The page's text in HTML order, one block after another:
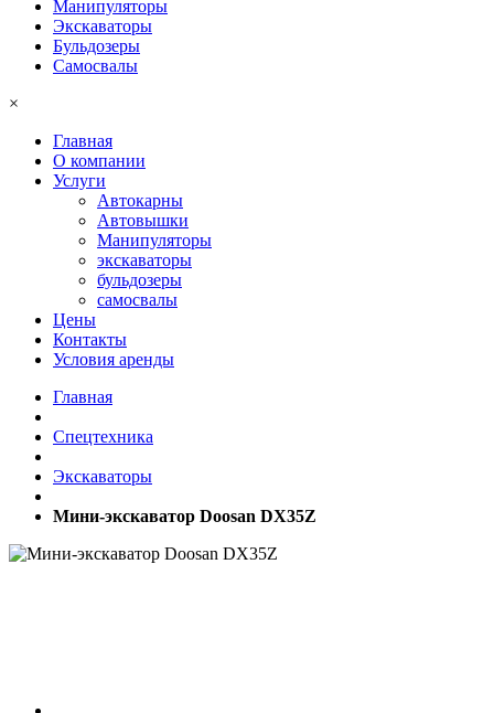
Манипуляторы
Экскаваторы
Бульдозеры
Самосвалы
×
Главная
О компании
Услуги
Автокарны
Автовышки
Манипуляторы
экскаваторы
бульдозеры
самосвалы
Цены
Контакты
Условия аренды
Главная
Спецтехника
Экскаваторы
Мини-экскаватор Doosan DX35Z